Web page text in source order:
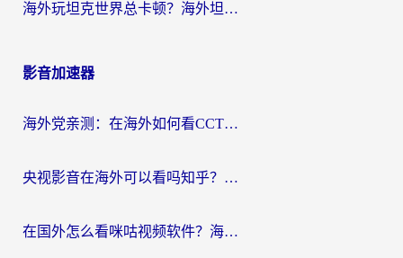
海外玩坦克世界总卡顿？海外坦克世界加速器有哪些？实测好用的选择在这里
影音加速器
海外党亲测：在海外如何看CCTV？告别“仅限大陆播放”的实用指南
央视影音在海外可以看吗知乎？留学生亲测：3步解决地域限制+追剧自由
在国外怎么看咪咕视频软件？海外党亲测有效的回国加速方案